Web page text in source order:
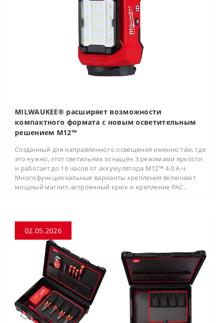
MILWAUKEE® расширяет возможности
компактного формата с новым осветительным
решением M12™
Созданный для направленного освещения именно там, где
это нужно, этот светильник оснащён 3 режимами яркости
и работает до 16 часов от аккумулятора M12™ 4.0 А·ч.
Многофункциональные варианты крепления включают
мощный магнит, встроенный крюк и крепление PAC..
02.05.2026